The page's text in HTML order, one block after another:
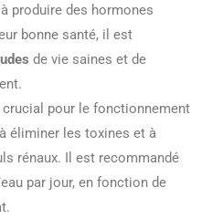
produire des hormones
bonne santé, il est
de vie saines et de
pour le fonctionnement
éliminer les toxines et à
rénaux. Il est recommandé
par jour, en fonction de